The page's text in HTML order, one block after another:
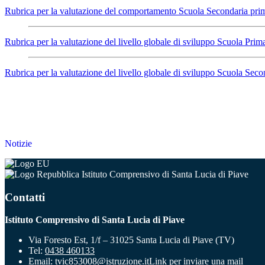
Rubrica per la valutazione del comportamento Scuola Secondaria
Rubrica per la valutazione del livello globale di sviluppo Scuola
Rubrica per la valutazione del livello globale di sviluppo Scuola
Notizie
Istituto Comprensivo di Santa Lucia di Piave
Contatti
Istituto Comprensivo di Santa Lucia di Piave
Via Foresto Est, 1/f – 31025 Santa Lucia di Piave (TV)
Tel: 0438 460133
Email: tvic853008@istruzione.itLink per inviare una mail